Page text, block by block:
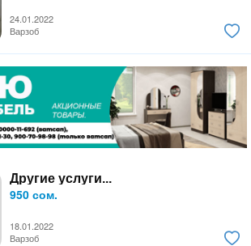
24.01.2022
Варзоб
Другие услуги...
950 сом.
18.01.2022
Варзоб